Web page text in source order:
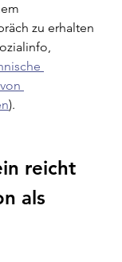
zu erhalten
).
reicht
als